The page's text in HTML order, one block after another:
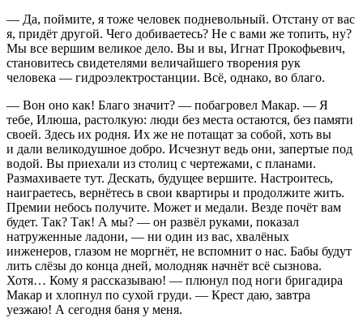
— Да, поймите, я тоже человек подневольный. Отстану от вас
я, придёт другой. Чего добиваетесь? Не с вами же топить, ну?
Мы все вершим великое дело. Вы и вы, Игнат Прокофьевич,
становитесь свидетелями величайшего творения рук
человека — гидроэлектростанции. Всё, однако, во благо.
— Вон оно как! Благо значит? — побагровел Макар. — Я
тебе, Илюша, растолкую: люди без места остаются, без памяти
своей. Здесь их родня. Их же не потащат за собой, хоть вы
и дали великодушное добро. Исчезнут ведь они, запертые под
водой. Вы приехали из столиц с чертежами, с планами.
Размахиваете тут. Дескать, будущее вершите. Настроитесь,
наиграетесь, вернётесь в свои квартиры и продолжите жить.
Премии небось получите. Может и медали. Везде почёт вам
будет. Так? Так! А мы? — он развёл руками, показал
натруженные ладони, — ни один из вас, хвалёных
инженеров, глазом не моргнëт, не вспомнит о нас. Бабы будут
лить слëзы до конца дней, молодняк начнёт всё сызнова.
Хотя… Кому я рассказываю! — плюнул под ноги бригадира
Макар и хлопнул по сухой груди. — Крест даю, завтра
уезжаю! А сегодня баня у меня.